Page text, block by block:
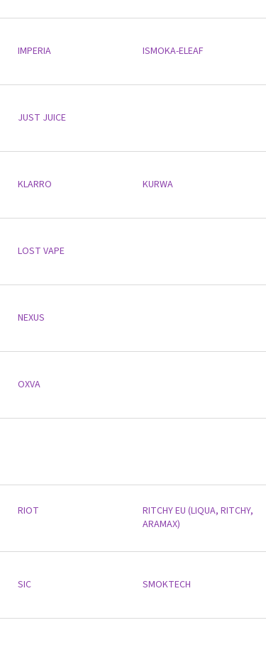
IMPERIA ISMOKA-ELEAF
JUST JUICE
KLARRO KURWA
LOST VAPE
NEXUS
OXVA
RIOT
RITCHY EU (LIQUA, RITCHY,
ARAMAX)
SIC SMOKTECH